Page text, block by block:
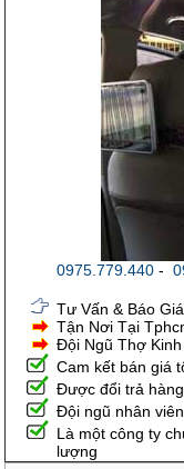
0975.779.440 -
Tư Vấn & Báo
Tận Nơi Tại
Đội Ngũ Thợ
Cam kết bán giá
Được đổi trả
Đội ngũ nhân
Là một công ty
lượng